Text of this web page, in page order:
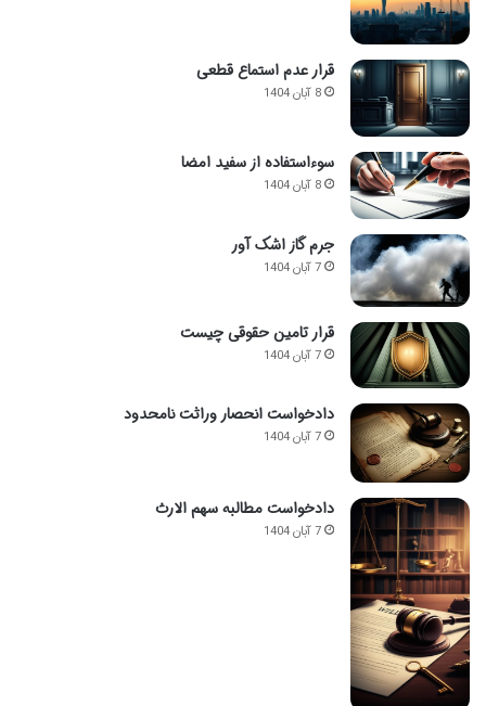
قرار عدم استماع قطعی
8 آبان 1404
سوءاستفاده از سفید امضا
8 آبان 1404
جرم گاز اشک آور
7 آبان 1404
قرار تامین حقوقی چیست
7 آبان 1404
دادخواست انحصار وراثت نامحدود
7 آبان 1404
دادخواست مطالبه سهم الارث
7 آبان 1404